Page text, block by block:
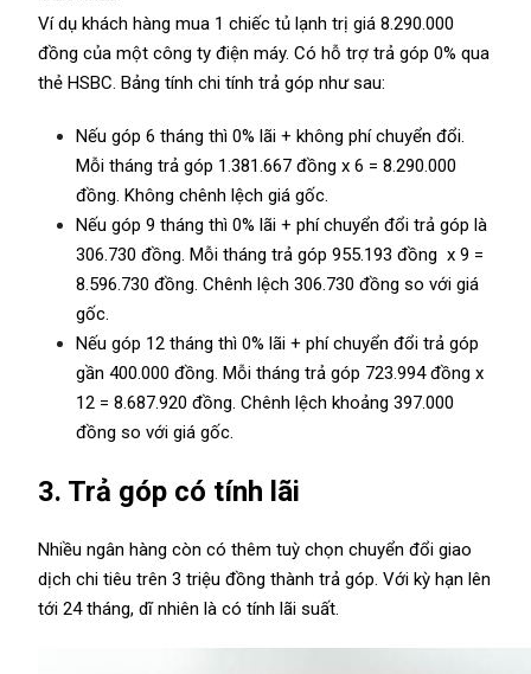
Ví dụ khách hàng mua 1 chiếc tủ lạnh trị giá 8.290.000
đồng của một công ty điện máy. Có hỗ trợ trả góp 0% qua
thẻ HSBC. Bảng tính chi tính trả góp như sau:
Nếu góp 6 tháng thì 0% lãi + không phí chuyển đổi.
Mỗi tháng trả góp 1.381.667 đồng x 6 = 8.290.000
đồng. Không chênh lệch giá gốc.
Nếu góp 9 tháng thì 0% lãi + phí chuyển đổi trả góp là
306.730 đồng. Mỗi tháng trả góp 955.193 đồng x 9 =
8.596.730 đồng. Chênh lệch 306.730 đồng so với giá
gốc.
Nếu góp 12 tháng thì 0% lãi + phí chuyển đổi trả góp
gần 400.000 đồng. Mỗi tháng trả góp 723.994 đồng x
12 = 8.687.920 đồng. Chênh lệch khoảng 397.000
đồng so với giá gốc.
3. Trả góp có tính lãi
Nhiều ngân hàng còn có thêm tuỳ chọn chuyển đổi giao
dịch chi tiêu trên 3 triệu đồng thành trả góp. Với kỳ hạn lên
tới 24 tháng, dĩ nhiên là có tính lãi suất.